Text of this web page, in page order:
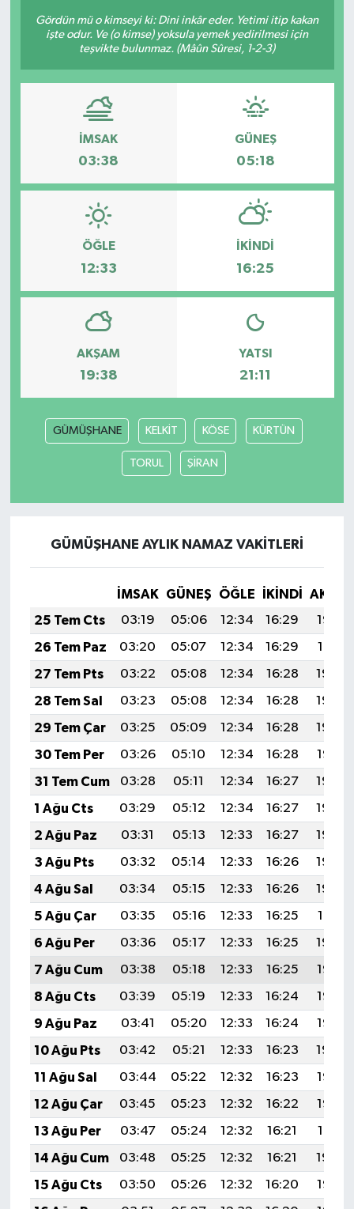
Gördün mü o kimseyi ki: Dini inkâr eder. Yetimi itip kakan
işte odur. Ve (o kimse) yoksula yemek yedirilmesi için
teşvikte bulunmaz. (Mâûn Sûresi, 1-2-3)
İMSAK
03:38
GÜNEŞ
05:18
ÖĞLE
12:33
İKINDI
16:25
AKŞAM
19:38
YATSI
21:11
GÜMÜŞHANE KELKİT KÖSE KÜRTÜN
TORUL ŞİRAN
GÜMÜŞHANE AYLIK NAMAZ VAKITLERI
İMSAK GÜNEŞ ÖĞLE İKINDI
25 Tem Cts
03:19 05:06 12:34 16:29
19:52
26 Tem Paz
03:20 05:07 12:34 16:29
19:51
27 Tem Pts
03:22 05:08 12:34 16:28
19:50
28 Tem Sal
03:23 05:08 12:34 16:28
19:49
29 Tem Çar
03:25 05:09 12:34 16:28
19:48
30 Tem Per
03:26 05:10 12:34 16:28
19:47
31 Tem Cum
03:28 05:11 12:34 16:27
19:46
1 Ağu Cts
03:29 05:12 12:34 16:27
19:45
2 Ağu Paz
03:31 05:13 12:33 16:27
19:44
3 Ağu Pts
03:32 05:14 12:33 16:26
19:43
4 Ağu Sal
03:34 05:15 12:33 16:26
19:42
5 Ağu Çar
03:35 05:16 12:33 16:25
19:41
6 Ağu Per
03:36 05:17 12:33 16:25
19:39
7 Ağu Cum
03:38 05:18 12:33 16:25
19:38
8 Ağu Cts
03:39 05:19 12:33 16:24
19:37
9 Ağu Paz
03:41 05:20 12:33 16:24
19:36
10 Ağu Pts
03:42 05:21 12:33 16:23
19:34
11 Ağu Sal
03:44 05:22 12:32 16:23
19:33
12 Ağu Çar
03:45 05:23 12:32 16:22
19:32
13 Ağu Per
03:47 05:24 12:32 16:21
19:31
14 Ağu Cum
03:48 05:25 12:32 16:21
19:29
15 Ağu Cts
03:50 05:26 12:32 16:20
19:28
KÜLTÜR-SANAT
Magazin
Medya
Sağlık
Siyaset
Yaşam